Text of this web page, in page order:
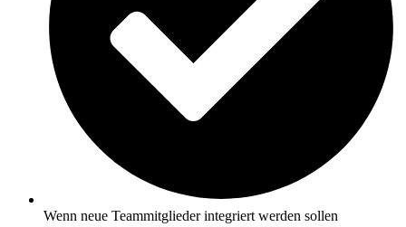
Wenn neue Teammitglieder integriert werden sollen